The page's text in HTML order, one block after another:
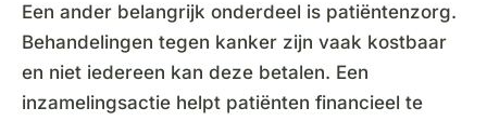
Een ander belangrijk onderdeel is patiëntenzorg.
Behandelingen tegen kanker zijn vaak kostbaar
en niet iedereen kan deze betalen. Een
inzamelingsactie helpt patiënten financieel te